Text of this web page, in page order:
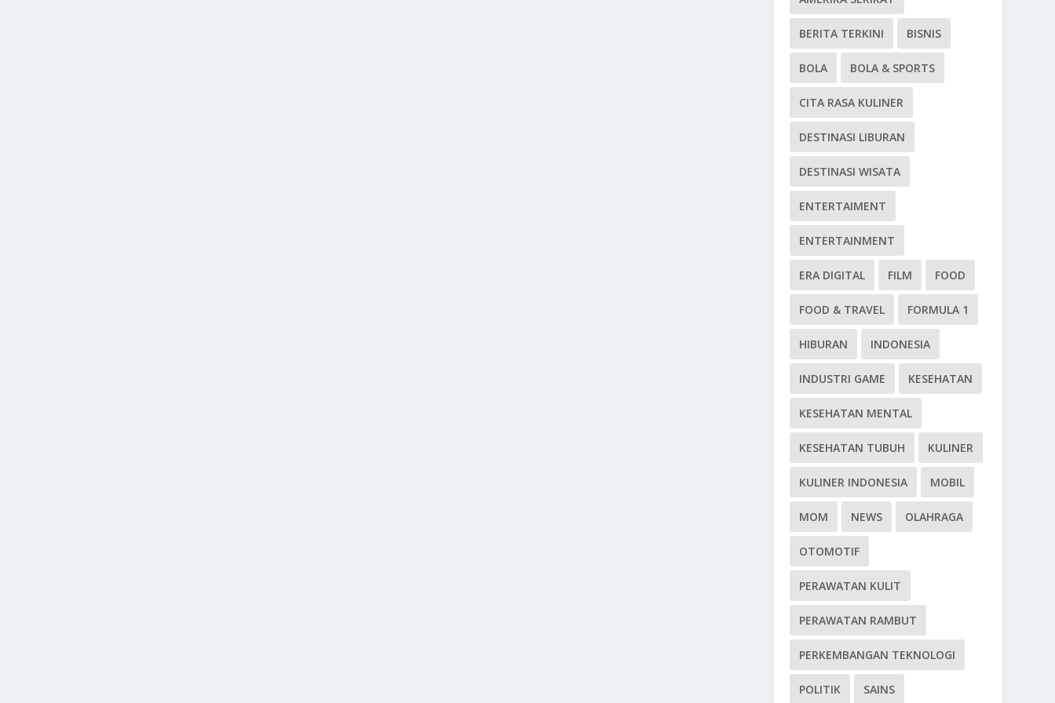
BERITA TERKINI BISNIS
BOLA BOLA & SPORTS
CITA RASA KULINER
DESTINASI LIBURAN
DESTINASI WISATA
ENTERTAIMENT
ENTERTAINMENT
ERA DIGITAL FILM FOOD
FOOD & TRAVEL FORMULA 1
HIBURAN INDONESIA
INDUSTRI GAME KESEHATAN
KESEHATAN MENTAL
KESEHATAN TUBUH KULINER
KULINER INDONESIA MOBIL
MOM NEWS OLAHRAGA
OTOMOTIF
PERAWATAN KULIT
PERAWATAN RAMBUT
PERKEMBANGAN TEKNOLOGI
POLITIK SAINS